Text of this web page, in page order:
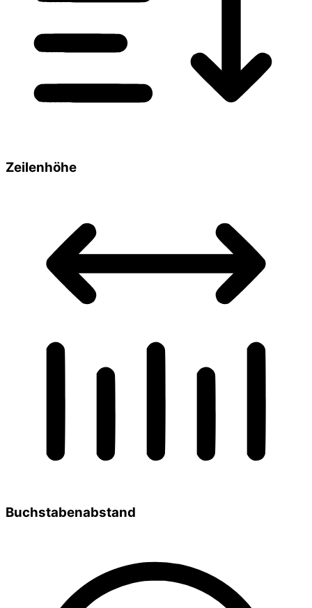
Zeilenhöhe
Buchstabenabstand